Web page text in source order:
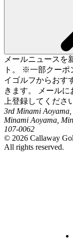
メールニュースを
ト。 ※一部クー
イゴルフからおす
きます。 メール
上登録してくださ
3rd Minami
Minami Aoyama,
107-0062
© 2026 Callaway
All rights reserved.